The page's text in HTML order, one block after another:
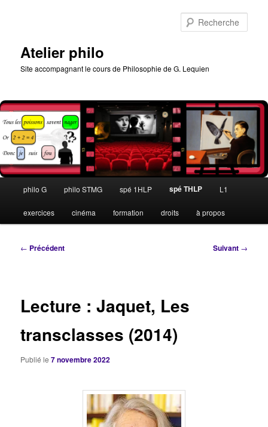
Atelier philo
Site accompagnant le cours de Philosophie de G. Lequien
principal
philo G philo STMG spé 1HLP spé THLP L1
exercices cinéma formation droits à propos
Navigation
← Précédent Suivant →
Lecture : Jaquet, Les
transclasses (2014)
Publié le7 novembre 2022